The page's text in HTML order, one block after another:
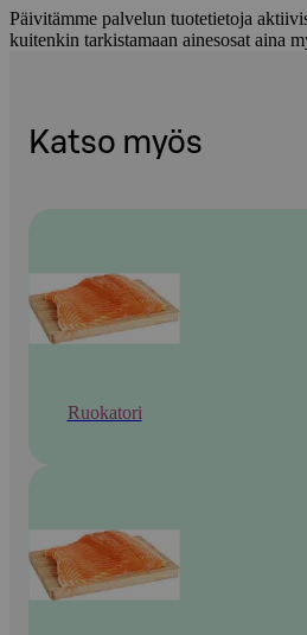
Päivitämme palvelun tuotetietoja
kuitenkin tarkistamaan ainesosat aina
Katso myös
Ruokatori